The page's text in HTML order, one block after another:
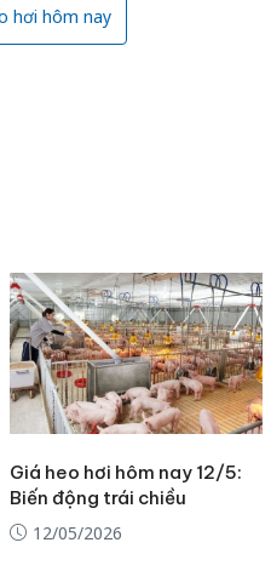
hơi hôm nay
Giá heo hơi hôm nay 12/5:
Biến động trái chiều
12/05/2026